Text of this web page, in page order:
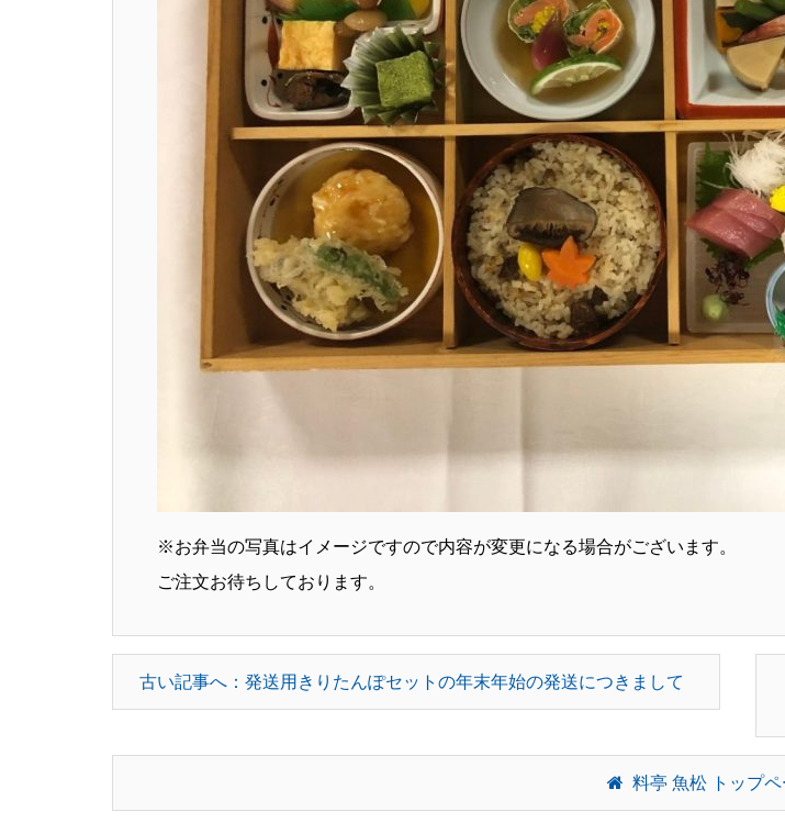
※お弁当の写真はイメージですので内容が変更になる場合がございます。
ご注文お待ちしております。
古い記事へ：発送用きりたんぽセットの年末年始の発送につきまして
料亭 魚松 トップ